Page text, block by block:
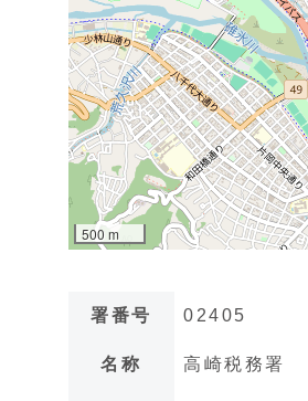
署番号 02405
名称 高崎税務署